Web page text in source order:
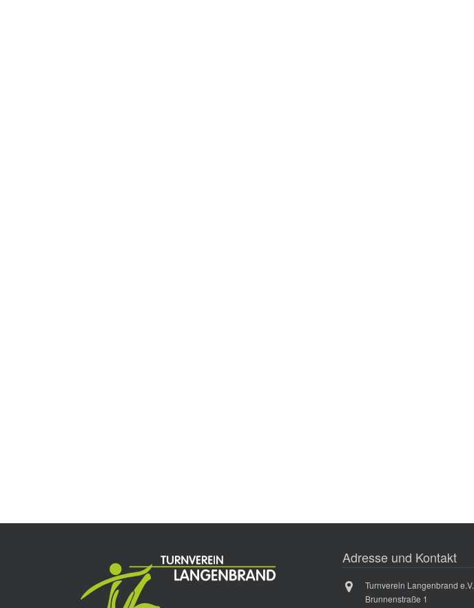
Adresse und Kontakt
Turnverein Langenbrand e.V.
Brunnenstraße 1